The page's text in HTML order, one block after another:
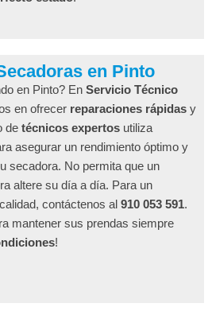
en Pinto
en Pinto? En Servicio Técnico
en ofrecer reparaciones rápidas y
de técnicos expertos utiliza
asegurar un rendimiento óptimo y
secadora. No permita que un
altere su día a día. Para un
contáctenos al 910 053 591.
mantener sus prendas siempre
!